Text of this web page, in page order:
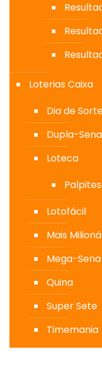
Loterias Caixa
Dia de
Dupla-Sena
Loteca
Palpites
Lotofácil
Mais
Mega-Sena
Quina
Super Sete
Timemania